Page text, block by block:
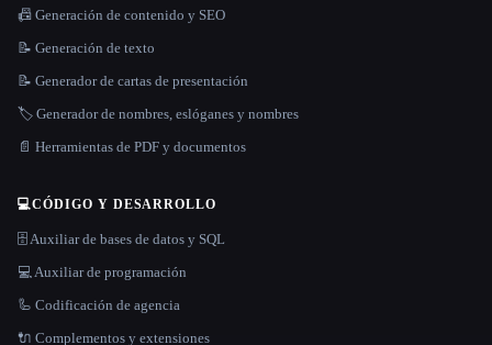
📠 Generación de contenido y SEO
📝 Generación de texto
📝 Generador de cartas de presentación
🏷️ Generador de nombres, eslóganes y nombres
📄 Herramientas de PDF y documentos
💻CÓDIGO Y DESARROLLO
🗄️ Auxiliar de bases de datos y SQL
💻 Auxiliar de programación
🦾 Codificación de agencia
🔌 Complementos y extensiones